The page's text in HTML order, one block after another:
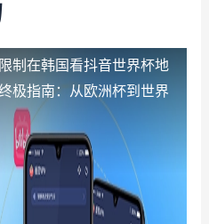
制 在韩国看抖音世界杯地
极指南：从欧洲杯到世界